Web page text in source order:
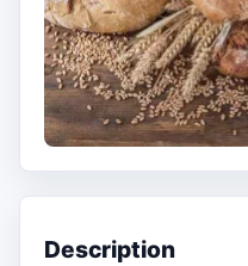
Description